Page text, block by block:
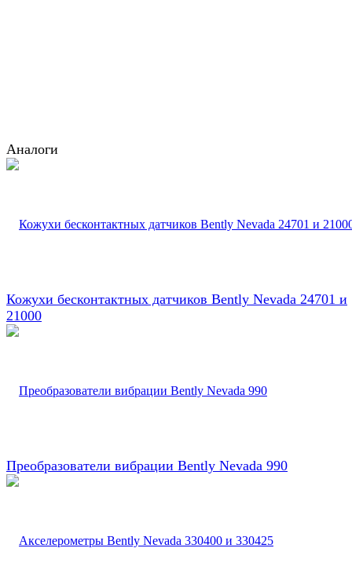
Аналоги
Кожухи бесконтактных датчиков Bently Nevada 24701 и
21000
Преобразователи вибрации Bently Nevada 990